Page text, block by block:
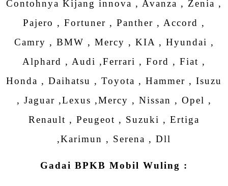
Contohnya Kijang innova , Avanza , Zenia ,
Pajero , Fortuner , Panther , Accord ,
Camry , BMW , Mercy , KIA , Hyundai ,
Alphard , Audi ,Ferrari , Ford , Fiat ,
Honda , Daihatsu , Toyota , Hammer , Isuzu
, Jaguar ,Lexus ,Mercy , Nissan , Opel ,
Renault , Peugeot , Suzuki , Ertiga
,Karimun , Serena , Dll
Gadai BPKB Mobil Wuling :